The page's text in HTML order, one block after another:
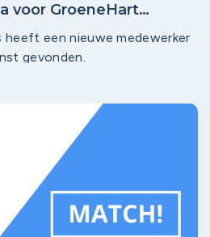
voor GroeneHart
heeft een nieuwe medewerker
gevonden.